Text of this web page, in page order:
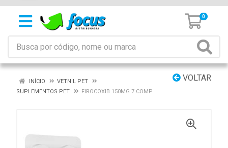
0
VOLTAR
INÍCIO
VETNIL PET
SUPLEMENTOS PET
FIROCOXIB 150MG 7 COMP